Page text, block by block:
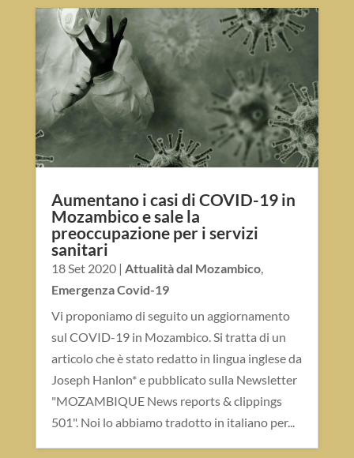
Aumentano i casi di COVID-19 in
Mozambico e sale la
preoccupazione per i servizi
sanitari
18 Set 2020| Attualità dal Mozambico,
Emergenza Covid-19
Vi proponiamo di seguito un aggiornamento
sul COVID-19 in Mozambico. Si tratta di un
articolo che è stato redatto in lingua inglese da
Joseph Hanlon* e pubblicato sulla Newsletter
"MOZAMBIQUE News reports & clippings
501". Noi lo abbiamo tradotto in italiano per...